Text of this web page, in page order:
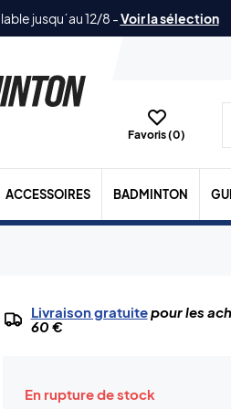
jusqu´au 12/8 -Voir la sélection
Favoris (0)
ACCESSOIRES BADMINTON
Livraison gratuitepour les
60 €
En rupture de stock